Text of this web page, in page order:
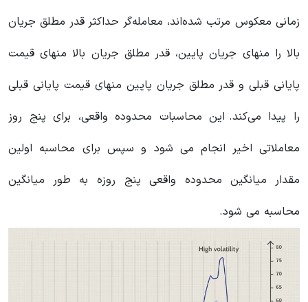
زمانی معکوس مرتب شده‌اند، معامله‌گر حداکثر قدر مطلق جریان
بالا را منهای جریان پایین، قدر مطلق جریان بالا منهای قیمت
پایانی قبلی و قدر مطلق جریان پایین منهای قیمت پایانی قبلی
را پیدا می‌کند. این محاسبات محدوده واقعی، برای پنج روز
معاملاتی اخیر انجام می شود و سپس برای محاسبه اولین
مقدار میانگین محدوده واقعی پنج روزه به طور میانگین
محاسبه می شود.